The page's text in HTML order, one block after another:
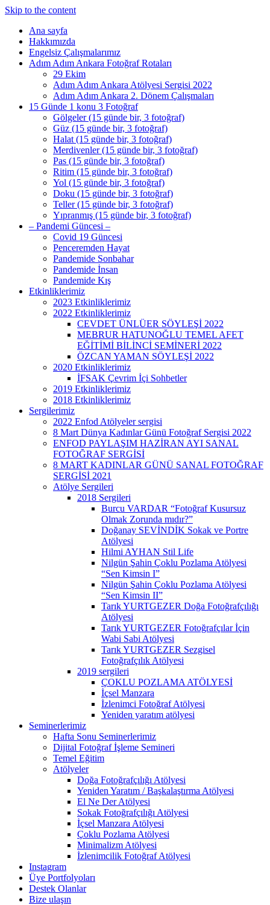
Skip to the content
Ana sayfa
Hakkımızda
Engelsiz Çalışmalarımız
Adım Adım Ankara Fotoğraf Rotaları
29 Ekim
Adım Adım Ankara Atölyesi Sergisi 2022
Adım Adım Ankara 2. Dönem Çalışmaları
15 Günde 1 konu 3 Fotoğraf
Gölgeler (15 günde bir, 3 fotoğraf)
Güz (15 günde bir, 3 fotoğraf)
Halat (15 günde bir, 3 fotoğraf)
Merdivenler (15 günde bir, 3 fotoğraf)
Pas (15 günde bir, 3 fotoğraf)
Ritim (15 günde bir, 3 fotoğraf)
Yol (15 günde bir, 3 fotoğraf)
Doku (15 günde bir, 3 fotoğraf)
Teller (15 günde bir, 3 fotoğraf)
Yıpranmış (15 günde bir, 3 fotoğraf)
– Pandemi Güncesi –
Covid 19 Güncesi
Penceremden Hayat
Pandemide Sonbahar
Pandemide İnsan
Pandemide Kış
Etkinliklerimiz
2023 Etkinliklerimiz
2022 Etkinliklerimiz
CEVDET ÜNLÜER SÖYLEŞİ 2022
MEBRUR HATUNOĞLU TEMEL AFET
EĞİTİMİ BİLİNCİ SEMİNERİ 2022
ÖZCAN YAMAN SÖYLEŞİ 2022
2020 Etkinliklerimiz
İFSAK Çevrim İçi Sohbetler
2019 Etkinliklerimiz
2018 Etkinliklerimiz
Sergilerimiz
2022 Enfod Atölyeler sergisi
8 Mart Dünya Kadınlar Günü Fotoğraf Sergisi 2022
ENFOD PAYLAŞIM HAZİRAN AYI SANAL
FOTOĞRAF SERGİSİ
8 MART KADINLAR GÜNÜ SANAL FOTOĞRAF
SERGİSİ 2021
Atölye Sergileri
2018 Sergileri
Burcu VARDAR “Fotoğraf Kusursuz
Olmak Zorunda mıdır?”
Doğanay SEVİNDİK Sokak ve Portre
Atölyesi
Hilmi AYHAN Stil Life
Nilgün Şahin Çoklu Pozlama Atölyesi
“Sen Kimsin I”
Nilgün Şahin Çoklu Pozlama Atölyesi
“Sen Kimsin II”
Tarık YURTGEZER Doğa Fotoğrafçılığı
Atölyesi
Tarık YURTGEZER Fotoğrafçılar İçin
Wabi Sabi Atölyesi
Tarık YURTGEZER Sezgisel
Fotoğrafçılık Atölyesi
2019 sergileri
ÇOKLU POZLAMA ATÖLYESİ
İçsel Manzara
İzlenimci Fotoğraf Atölyesi
Yeniden yaratım atölyesi
Seminerlerimiz
Hafta Sonu Seminerlerimiz
Dijital Fotoğraf İşleme Semineri
Temel Eğitim
Atölyeler
Doğa Fotoğrafçılığı Atölyesi
Yeniden Yaratım / Başkalaştırma Atölyesi
El Ne Der Atölyesi
Sokak Fotoğrafçılığı Atölyesi
İçsel Manzara Atölyesi
Çoklu Pozlama Atölyesi
Minimalizm Atölyesi
İzlenimcilik Fotoğraf Atölyesi
Instagram
Üye Portfolyoları
Destek Olanlar
Bize ulaşın